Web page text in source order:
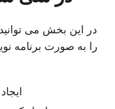
در این بخش می